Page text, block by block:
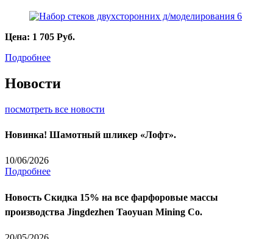
Цена: 1 705 Руб.
Подробнее
Новости
посмотреть все новости
Новинка! Шамотный шликер «Лофт».
10/06/2026
Подробнее
Новость Скидка 15% на все фарфоровые массы
производства Jingdezhen Taoyuan Mining Co.